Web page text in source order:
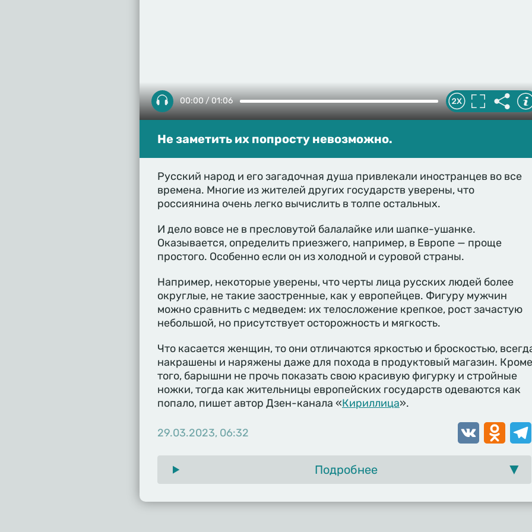
00:00 / 01:06
Не заметить их попросту невозможно.
Русский народ и его загадочная душа привлекали иностранцев во все
времена. Многие из жителей других государств уверены, что
россиянина очень легко вычислить в толпе остальных.
И дело вовсе не в пресловутой балалайке или шапке-ушанке.
Оказывается, определить приезжего, например, в Европе — проще
простого. Особенно если он из холодной и суровой страны.
Например, некоторые уверены, что черты лица русских людей более
округлые, не такие заостренные, как у европейцев. Фигуру мужчин
можно сравнить с медведем: их телосложение крепкое, рост зачастую
небольшой, но присутствует осторожность и мягкость.
Что касается женщин, то они отличаются яркостью и броскостью,
накрашены и наряжены даже для похода в продуктовый магазин. Кроме
того, барышни не прочь показать свою красивую фигурку и стройные
ножки, тогда как жительницы европейских государств одеваются как
попало, пишет автор Дзен-канала «Кириллица».
29.03.2023, 06:32 VK
Подробнее